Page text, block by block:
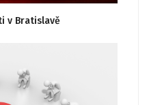
v Bratislavě